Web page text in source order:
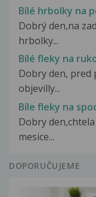
Bílé hrbolky na
Dobrý den,na
hrbolky...
Bílé fleky na
Dobry den, pred
objevilly...
Bíle fleky na
Dobry
mesice...
DOPORUČUJEME